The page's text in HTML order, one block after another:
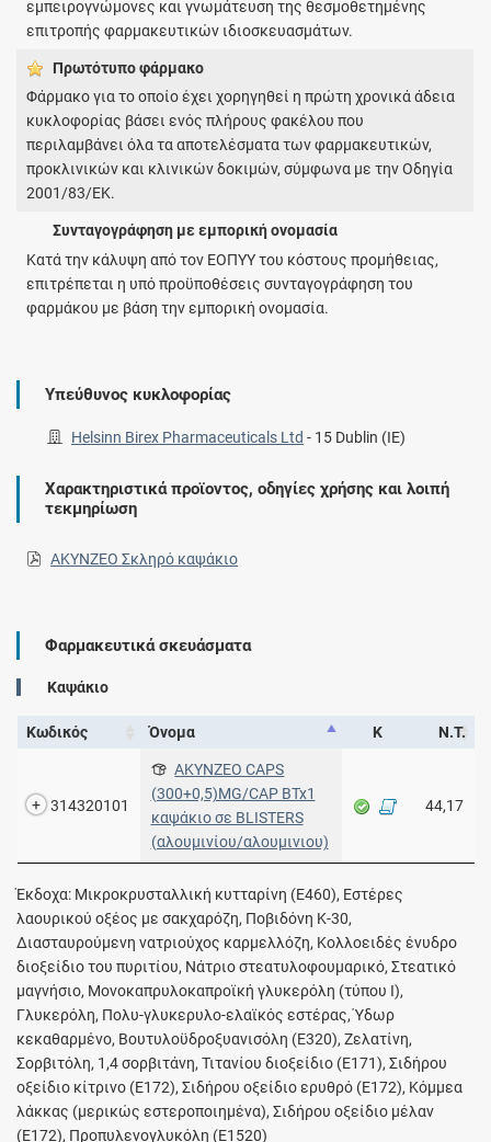
εμπειρογνώμονες και γνωμάτευση της θεσμοθετημένης
επιτροπής φαρμακευτικών ιδιοσκευασμάτων.
Πρωτότυπο φάρμακo
Φάρμακο για το οποίο έχει χορηγηθεί η πρώτη χρονικά άδεια
κυκλοφορίας βάσει ενός πλήρους φακέλου που
περιλαμβάνει όλα τα αποτελέσματα των φαρμακευτικών,
προκλινικών και κλινικών δοκιμών, σύμφωνα με την Οδηγία
2001/83/ΕΚ.
Συνταγογράφηση με εμπορική ονομασία
Κατά την κάλυψη από τον ΕΟΠΥΥ του κόστους προμήθειας,
επιτρέπεται η υπό προϋποθέσεις συνταγογράφηση του
φαρμάκου με βάση την εμπορική ονομασία.
Υπεύθυνος κυκλοφορίας
Helsinn Birex Pharmaceuticals Ltd - 15 Dublin (IE)
Χαρακτηριστικά προϊοντος, οδηγίες χρήσης και λοιπή
τεκμηρίωση
AKYNZEO Σκληρό καψάκιο
Φαρμακευτικά σκευάσματα
Καψάκιο
Κωδικός Όνομα Κ Ν.Τ.
314320101
AKYNZEO CAPS
(300+0,5)MG/CAP BTx1
καψάκιο σε BLISTERS
(αλουμινίου/αλουμινιου)
44,17
Έκδοχα: Μικροκρυσταλλική κυτταρίνη (E460), Εστέρες
λαουρικού οξέος με σακχαρόζη, Ποβιδόνη K-30,
Διασταυρούμενη νατριούχος καρμελλόζη, Κολλοειδές ένυδρο
διοξείδιο του πυριτίου, Νάτριο στεατυλοφουμαρικό, Στεατικό
μαγνήσιο, Μονοκαπρυλοκαπροϊκή γλυκερόλη (τύπου I),
Γλυκερόλη, Πολυ-γλυκερυλο-ελαϊκός εστέρας, Ύδωρ
κεκαθαρμένο, Βουτυλοϋδροξυανισόλη (E320), Ζελατίνη,
Σορβιτόλη, 1,4 σορβιτάνη, Τιτανίου διοξείδιο (Ε171), Σιδήρου
οξείδιο κίτρινο (E172), Σιδήρου οξείδιο ερυθρό (E172), Κόμμεα
λάκκας (μερικώς εστεροποιημένα), Σιδήρου οξείδιο μέλαν
(E172), Προπυλενογλυκόλη (E1520)